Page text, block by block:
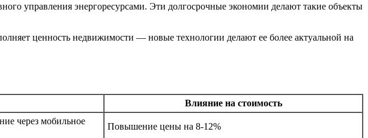
управления энергоресурсами. Эти долгосрочные экономии делают такие объекты
ценность недвижимости — новые технологии делают ее более актуальной на
Влияние на стоимость
через мобильное
Повышение цены на 8-12%